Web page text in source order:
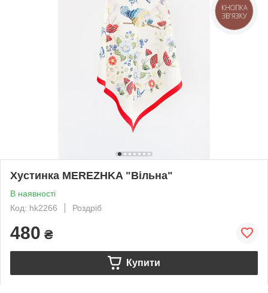
Хустинка MEREZHKA "Вільна"
В наявності
Код: hk2266
Роздріб
480 ₴
Купити
КНОПКА
ЗВ'ЯЗКУ